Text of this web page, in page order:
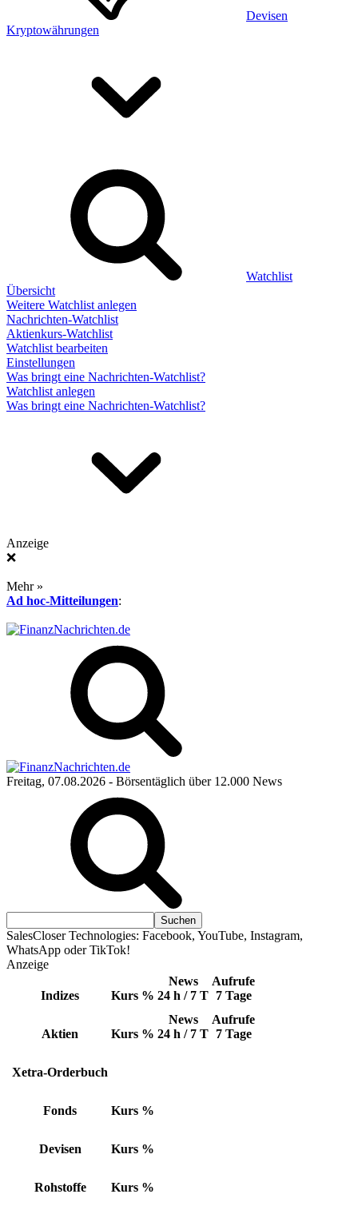
Devisen
Kryptowährungen
Watchlist
Übersicht
Weitere Watchlist anlegen
Nachrichten-Watchlist
Aktienkurs-Watchlist
Watchlist bearbeiten
Einstellungen
Was bringt eine Nachrichten-Watchlist?
Watchlist anlegen
Was bringt eine Nachrichten-Watchlist?
Anzeige
❌
Mehr »
Ad hoc-Mitteilungen:
Freitag, 07.08.2026 - Börsentäglich über 12.000 News
SalesCloser Technologies: Facebook, YouTube, Instagram,
WhatsApp oder TikTok!
Anzeige
Indizes Kurs %
News
24 h / 7 T
Aufrufe
7 Tage
Aktien Kurs %
News
24 h / 7 T
Aufrufe
7 Tage
Xetra-Orderbuch
Fonds Kurs %
Devisen Kurs %
Rohstoffe Kurs %